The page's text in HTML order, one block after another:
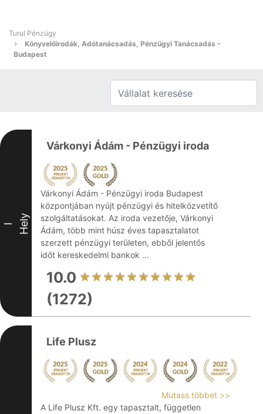
Turul Pénzügy
Könyvelőirodák, Adótanácsadás, Pénzügyi Tanácsadás -
Budapest
I Hely
Várkonyi Ádám - Pénzügyi iroda
Várkonyi Ádám - Pénzügyi iroda Budapest
központjában nyújt pénzügyi és hitelközvetítő
szolgáltatásokat. Az iroda vezetője, Várkonyi
Ádám, több mint húsz éves tapasztalatot
szerzett pénzügyi területen, ebből jelentős
időt kereskedelmi bankok ...
10.0
(1272)
Life Plusz
Mutass többet >>
A Life Plusz Kft. egy tapasztalt, független